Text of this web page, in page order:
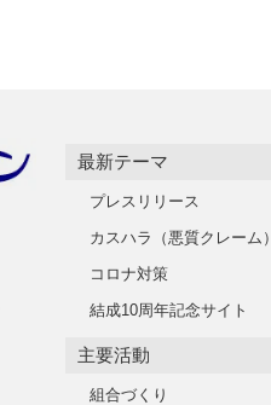
最新テーマ
プレスリリース
カスハラ（悪質クレーム）
コロナ対策
結成10周年記念サイト
主要活動
組合づくり